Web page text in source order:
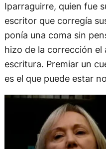
Iparraguirre, quien fue
escritor que corregía
ponía una coma sin
hizo de la corrección
escritura. Premiar un
es el que puede estar